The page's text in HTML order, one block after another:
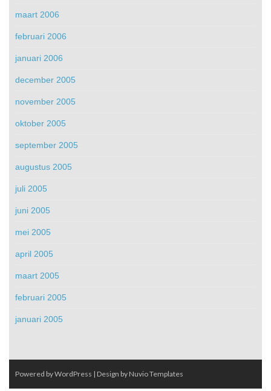
maart 2006
februari 2006
januari 2006
december 2005
november 2005
oktober 2005
september 2005
augustus 2005
juli 2005
juni 2005
mei 2005
april 2005
maart 2005
februari 2005
januari 2005
Powered by WordPress | Design by Nuvio Templates